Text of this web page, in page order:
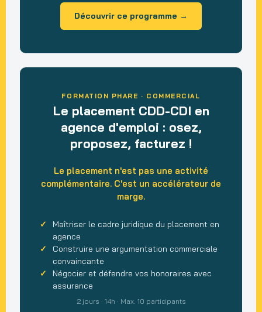
Découvrir ce programme →
FORMATION PHARE · COMMERCIAL
Le placement CDD-CDI en
agence d'emploi : osez,
proposez, facturez !
Le placement n'est pas une activité
complémentaire. C'est un accélérateur de
marge.
Maîtriser le cadre juridique du placement en
agence
Construire une argumentation commerciale
convaincante
Négocier et défendre vos honoraires avec
assurance
2 jours · 14h · Max. 10 participants